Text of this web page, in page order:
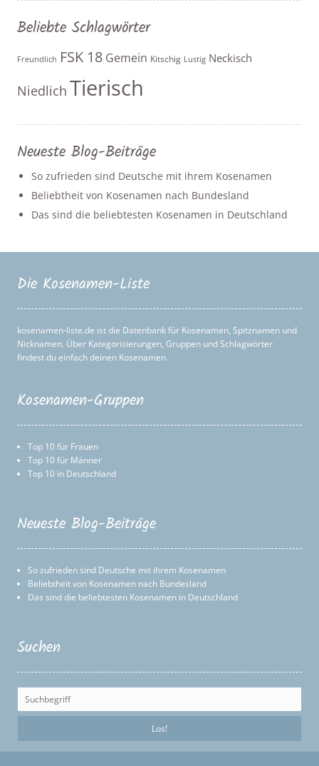
Beliebte Schlagwörter
Freundlich FSK 18 Gemein Kitschig Lustig Neckisch
Niedlich Tierisch
Neueste Blog-Beiträge
So zufrieden sind Deutsche mit ihrem Kosenamen
Beliebtheit von Kosenamen nach Bundesland
Das sind die beliebtesten Kosenamen in Deutschland
Die Kosenamen-Liste
kosenamen-liste.de ist die Datenbank für Kosenamen, Spitznamen und
Nicknamen. Über Kategorisierungen, Gruppen und Schlagwörter
findest du einfach deinen Kosenamen.
Kosenamen-Gruppen
Top 10 für Frauen
Top 10 für Männer
Top 10 in Deutschland
Neueste Blog-Beiträge
So zufrieden sind Deutsche mit ihrem Kosenamen
Beliebtheit von Kosenamen nach Bundesland
Das sind die beliebtesten Kosenamen in Deutschland
Suchen